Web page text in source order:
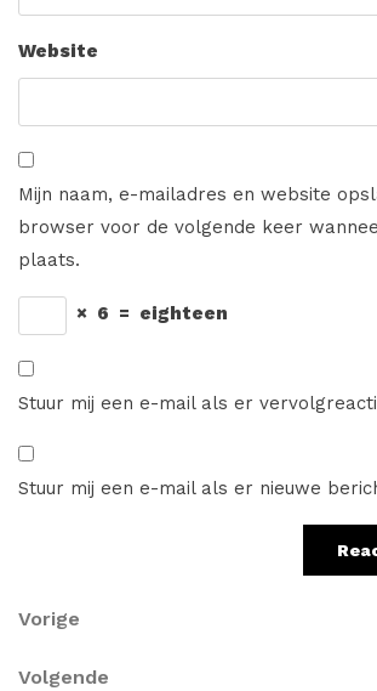
Website
Mijn naam, e-mailadres en website
browser voor de volgende keer
plaats.
× 6 = eighteen
Stuur mij een e-mail als er
Stuur mij een e-mail als er nieuwe
Berichtnavigatie
Vorig
Vorige
Volgend
Volgende